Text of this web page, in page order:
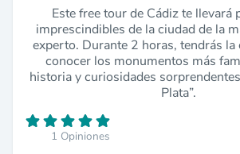
Este free tour de Cádiz te llevará
imprescindibles de la ciudad de la
experto. Durante 2 horas, tendrás
conocer los monumentos más
historia y curiosidades
Plata”.
1 Opiniones